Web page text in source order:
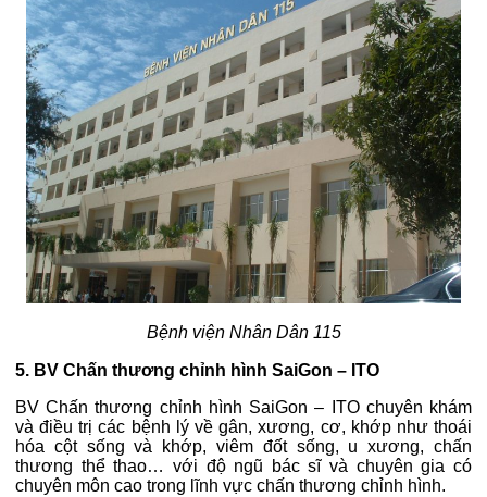
Bệnh viện Nhân Dân 115
5. BV Chấn thương chỉnh hình SaiGon – ITO
BV Chấn thương chỉnh hình SaiGon – ITO chuyên khám
và điều trị các bệnh lý về gân, xương, cơ, khớp như thoái
hóa cột sống và khớp, viêm đốt sống, u xương, chấn
thương thể thao… với độ ngũ bác sĩ và chuyên gia có
chuyên môn cao trong lĩnh vực chấn thương chỉnh hình.